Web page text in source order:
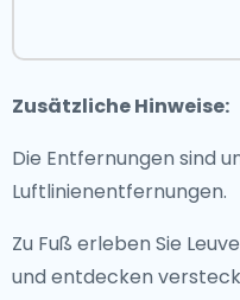
Zusätzliche Hinweise:
Die Entfernungen sind
Luftlinienentfernungen.
Zu Fuß erleben Sie
und entdecken